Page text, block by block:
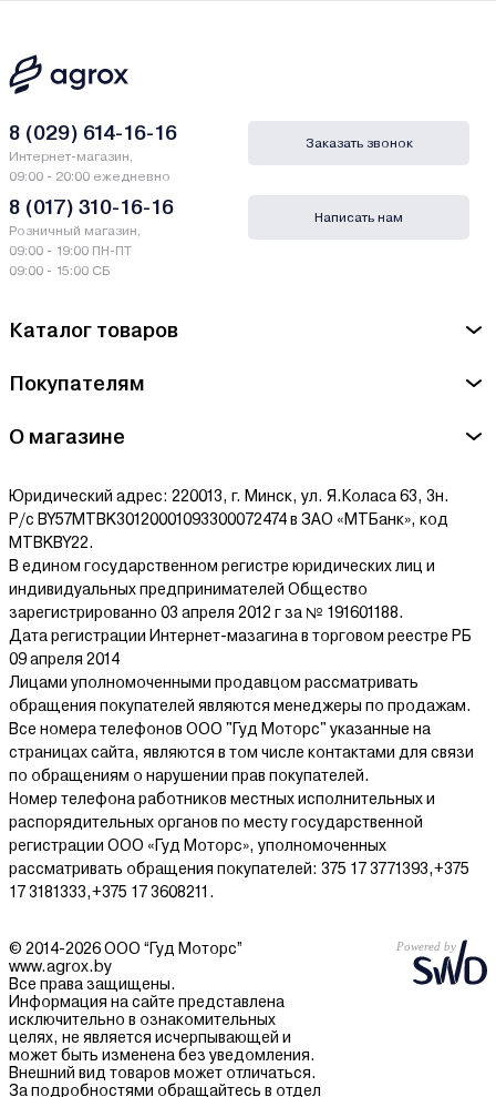
Каталог товаров
Покупателям
О магазине
Юридический адрес: 220013, г. Минск, ул. Я.Коласа 63, 3н.
Р/с BY57MTBK30120001093300072474 в ЗАО «МТБанк», код
MTBKBY22.
В едином государственном регистре юридических лиц и
индивидуальных предпринимателей Общество
зарегистрированно 03 апреля 2012 г за № 191601188.
Дата регистрации Интернет-мазагина в торговом реестре РБ
09 апреля 2014
Лицами уполномоченными продавцом рассматривать
обращения покупателей являются менеджеры по продажам.
Все номера телефонов ООО "Гуд Моторс" указанные на
страницах сайта, являются в том числе контактами для связи
по обращениям о нарушении прав покупателей.
Номер телефона работников местных исполнительных и
распорядительных органов по месту государственной
регистрации ООО «Гуд Моторс», уполномоченных
рассматривать обращения покупателей: 375 17 3771393,+375
17 3181333,+375 17 3608211.
8 (029) 614-16-16
Интернет-магазин,
09:00 - 20:00 ежедневно
8 (017) 310-16-16
Розничный магазин,
09:00 - 19:00 ПН-ПТ
09:00 - 15:00 СБ
Заказать звонок
Написать нам
© 2014-2026 ООО “Гуд Моторс”
www.agrox.by
Все права защищены.
Информация на сайте представлена
исключительно в ознакомительных
целях, не является исчерпывающей и
может быть изменена без уведомления.
Внешний вид товаров может отличаться.
За подробностями обращайтесь в отдел